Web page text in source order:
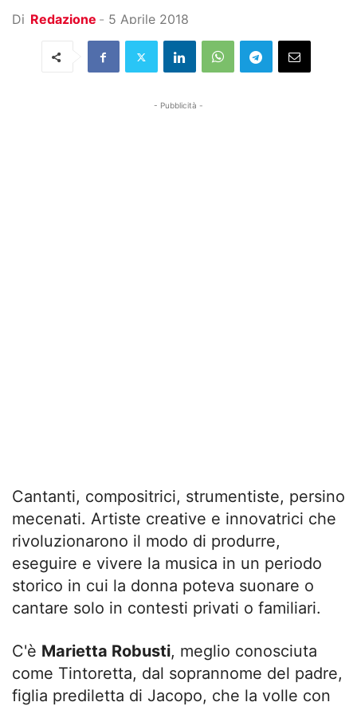
Di Redazione - 5 Aprile 2018
- Pubblicità -
Cantanti, compositrici, strumentiste, persino
mecenati. Artiste creative e innovatrici che
rivoluzionarono il modo di produrre,
eseguire e vivere la musica in un periodo
storico in cui la donna poteva suonare o
cantare solo in contesti privati o familiari.
C'è Marietta Robusti, meglio conosciuta
come Tintoretta, dal soprannome del padre,
figlia prediletta di Jacopo, che la volle con